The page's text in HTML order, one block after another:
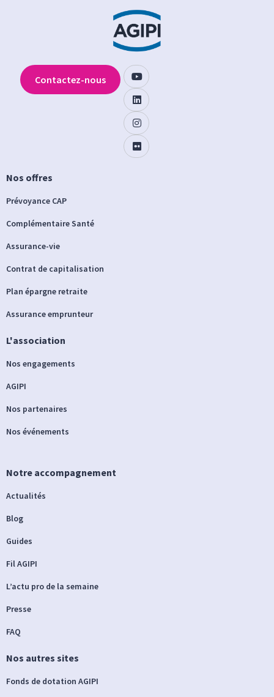
Nos offres
Prévoyance CAP
Complémentaire Santé
Assurance-vie
Contrat de capitalisation
Plan épargne retraite
Assurance emprunteur
L'association
Nos engagements
AGIPI
Nos partenaires
Nos événements
Notre accompagnement
Actualités
Blog
Guides
Fil AGIPI
L’actu pro de la semaine
Presse
FAQ
Nos autres sites
Fonds de dotation AGIPI
Contactez-nous